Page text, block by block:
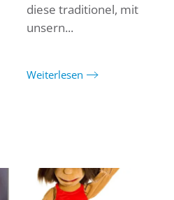
diese traditionel, mit
unsern...
Weiterlesen